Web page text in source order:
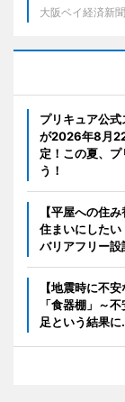
大阪ベイ経済新聞
プリキュア公
が2026年8月
定！この夏、プ
う！
【平屋への住
住まいにした
バリアフリー
【地震時に不
「食器棚」～
足という結果